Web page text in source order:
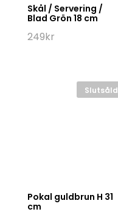
Skål / Servering /
Blad Grön 18 cm
249kr
Slutsåld
Pokal guldbrun H 31
cm